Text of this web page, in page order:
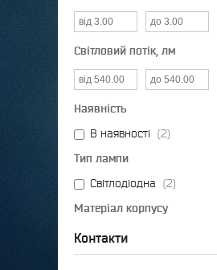
Світловий потік, лм
Наявність
В наявності
2
Тип лампи
Світлодіодна
2
Матеріал корпусу
Алюмінієвий сплав
Тип живлення
Контакти